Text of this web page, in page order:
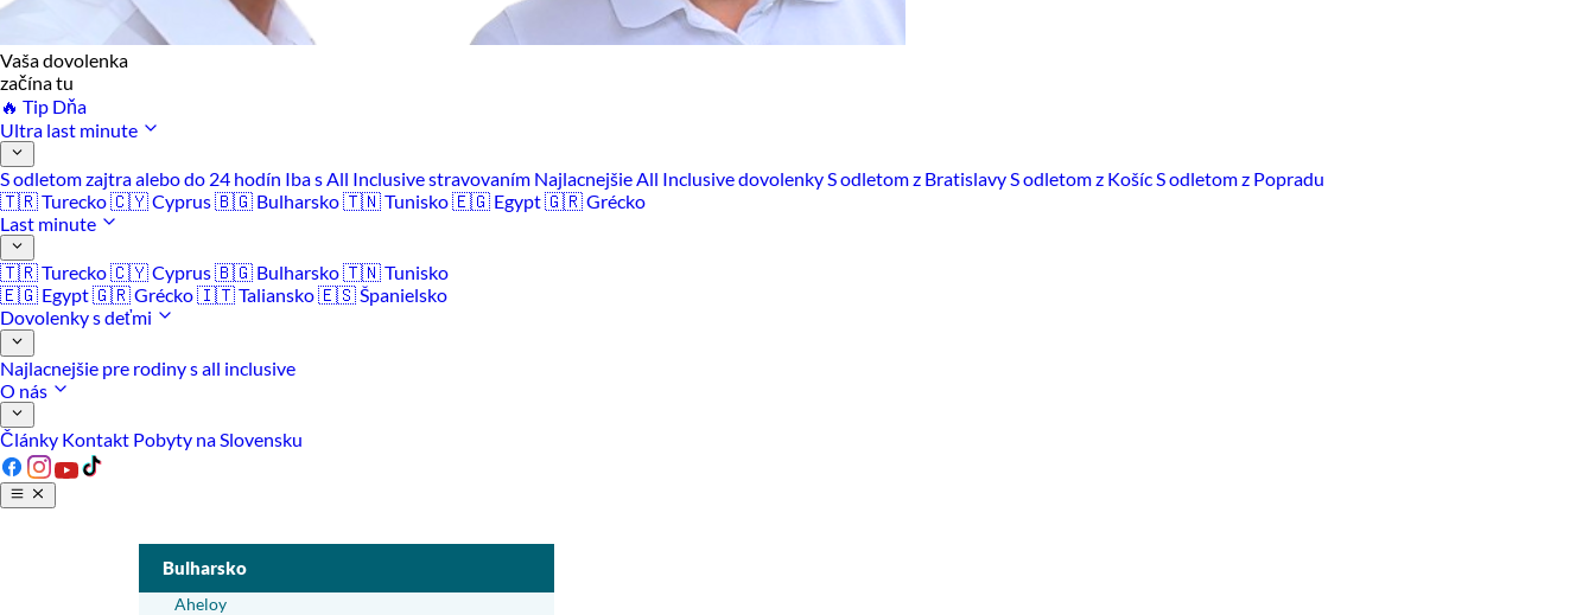
Vaša dovolenka
začína tu
🔥 Tip Dňa
Ultra last minute
S odletom zajtra alebo do 24 hodín Iba s All Inclusive stravovaním Najlacnejšie All Inclusive dovolenkyS odletom z BratislavyS odletom z KošícS odletom z Popradu
🇹🇷 Turecko🇨🇾 Cyprus🇧🇬 Bulharsko🇹🇳 Tunisko🇪🇬 Egypt🇬🇷 Grécko
Last minute
🇹🇷 Turecko🇨🇾 Cyprus🇧🇬 Bulharsko🇹🇳 Tunisko
🇪🇬 Egypt🇬🇷 Grécko🇮🇹 Taliansko🇪🇸 Španielsko
Dovolenky s deťmi
Najlacnejšie pre rodiny s all inclusive
O nás
Články Kontakt Pobyty na Slovensku
Bulharsko
Aheloy